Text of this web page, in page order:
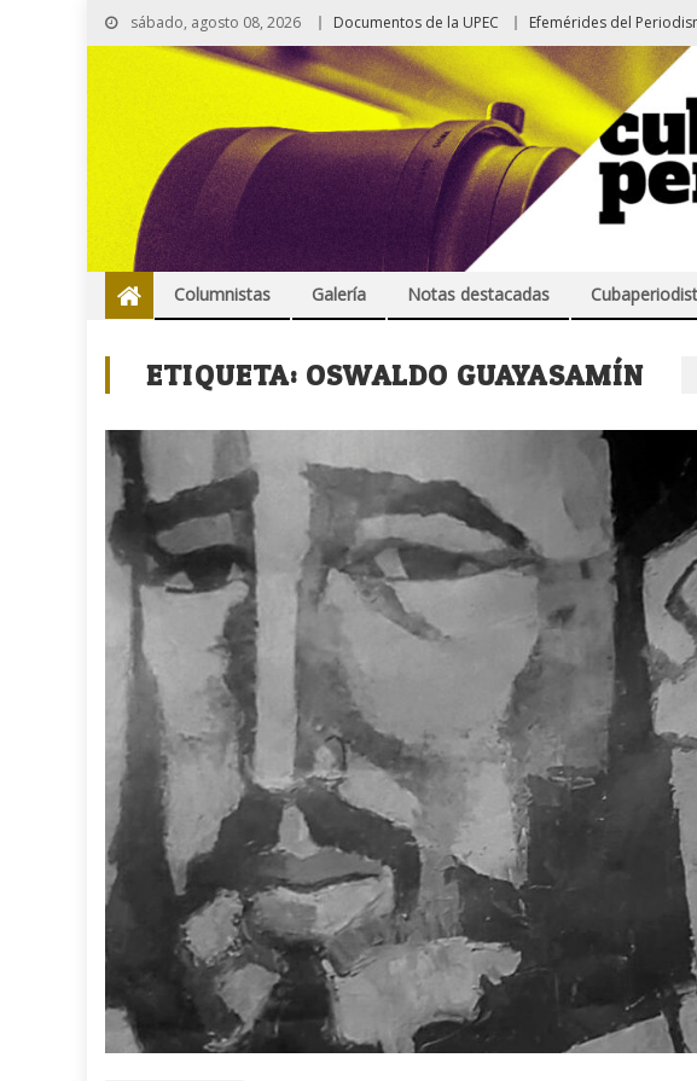
sábado, agosto 08, 2026 Documentos de la UPEC Efemérides del
Columnistas Galería Notas destacadas
ETIQUETA: OSWALDO GUAYASAMÍN